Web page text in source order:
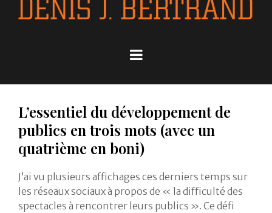
L’essentiel du développement de
publics en trois mots (avec un
quatrième en boni)
J’ai vu plusieurs affichages ces derniers temps sur
les réseaux sociaux à propos de « la difficulté des
spectacles à rencontrer leurs publics ». Ce défi